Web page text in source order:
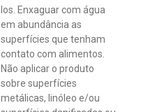
los. Enxaguar com água
em abundância as
superfícies que tenham
contato com alimentos.
Não aplicar o produto
sobre superfícies
metálicas, linóleo e/ou